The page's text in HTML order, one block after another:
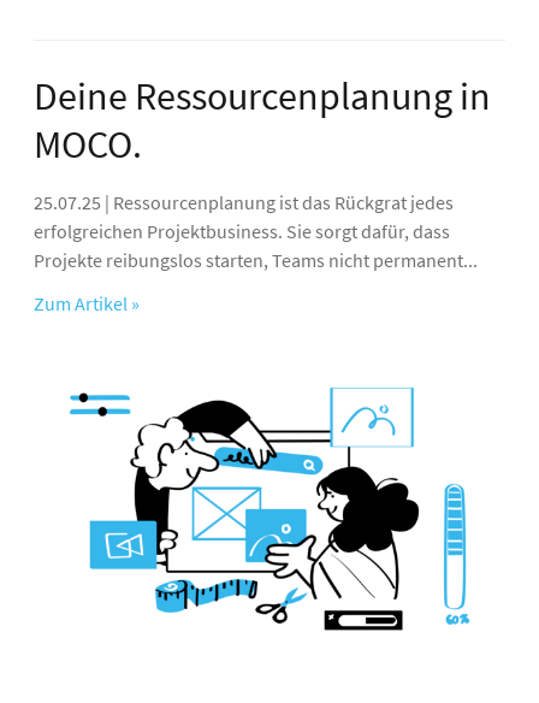
Deine Ressourcenplanung in
MOCO.
25.07.25 | Ressourcenplanung ist das Rückgrat jedes
erfolgreichen Projektbusiness. Sie sorgt dafür, dass
Projekte reibungslos starten, Teams nicht permanent...
Zum Artikel »